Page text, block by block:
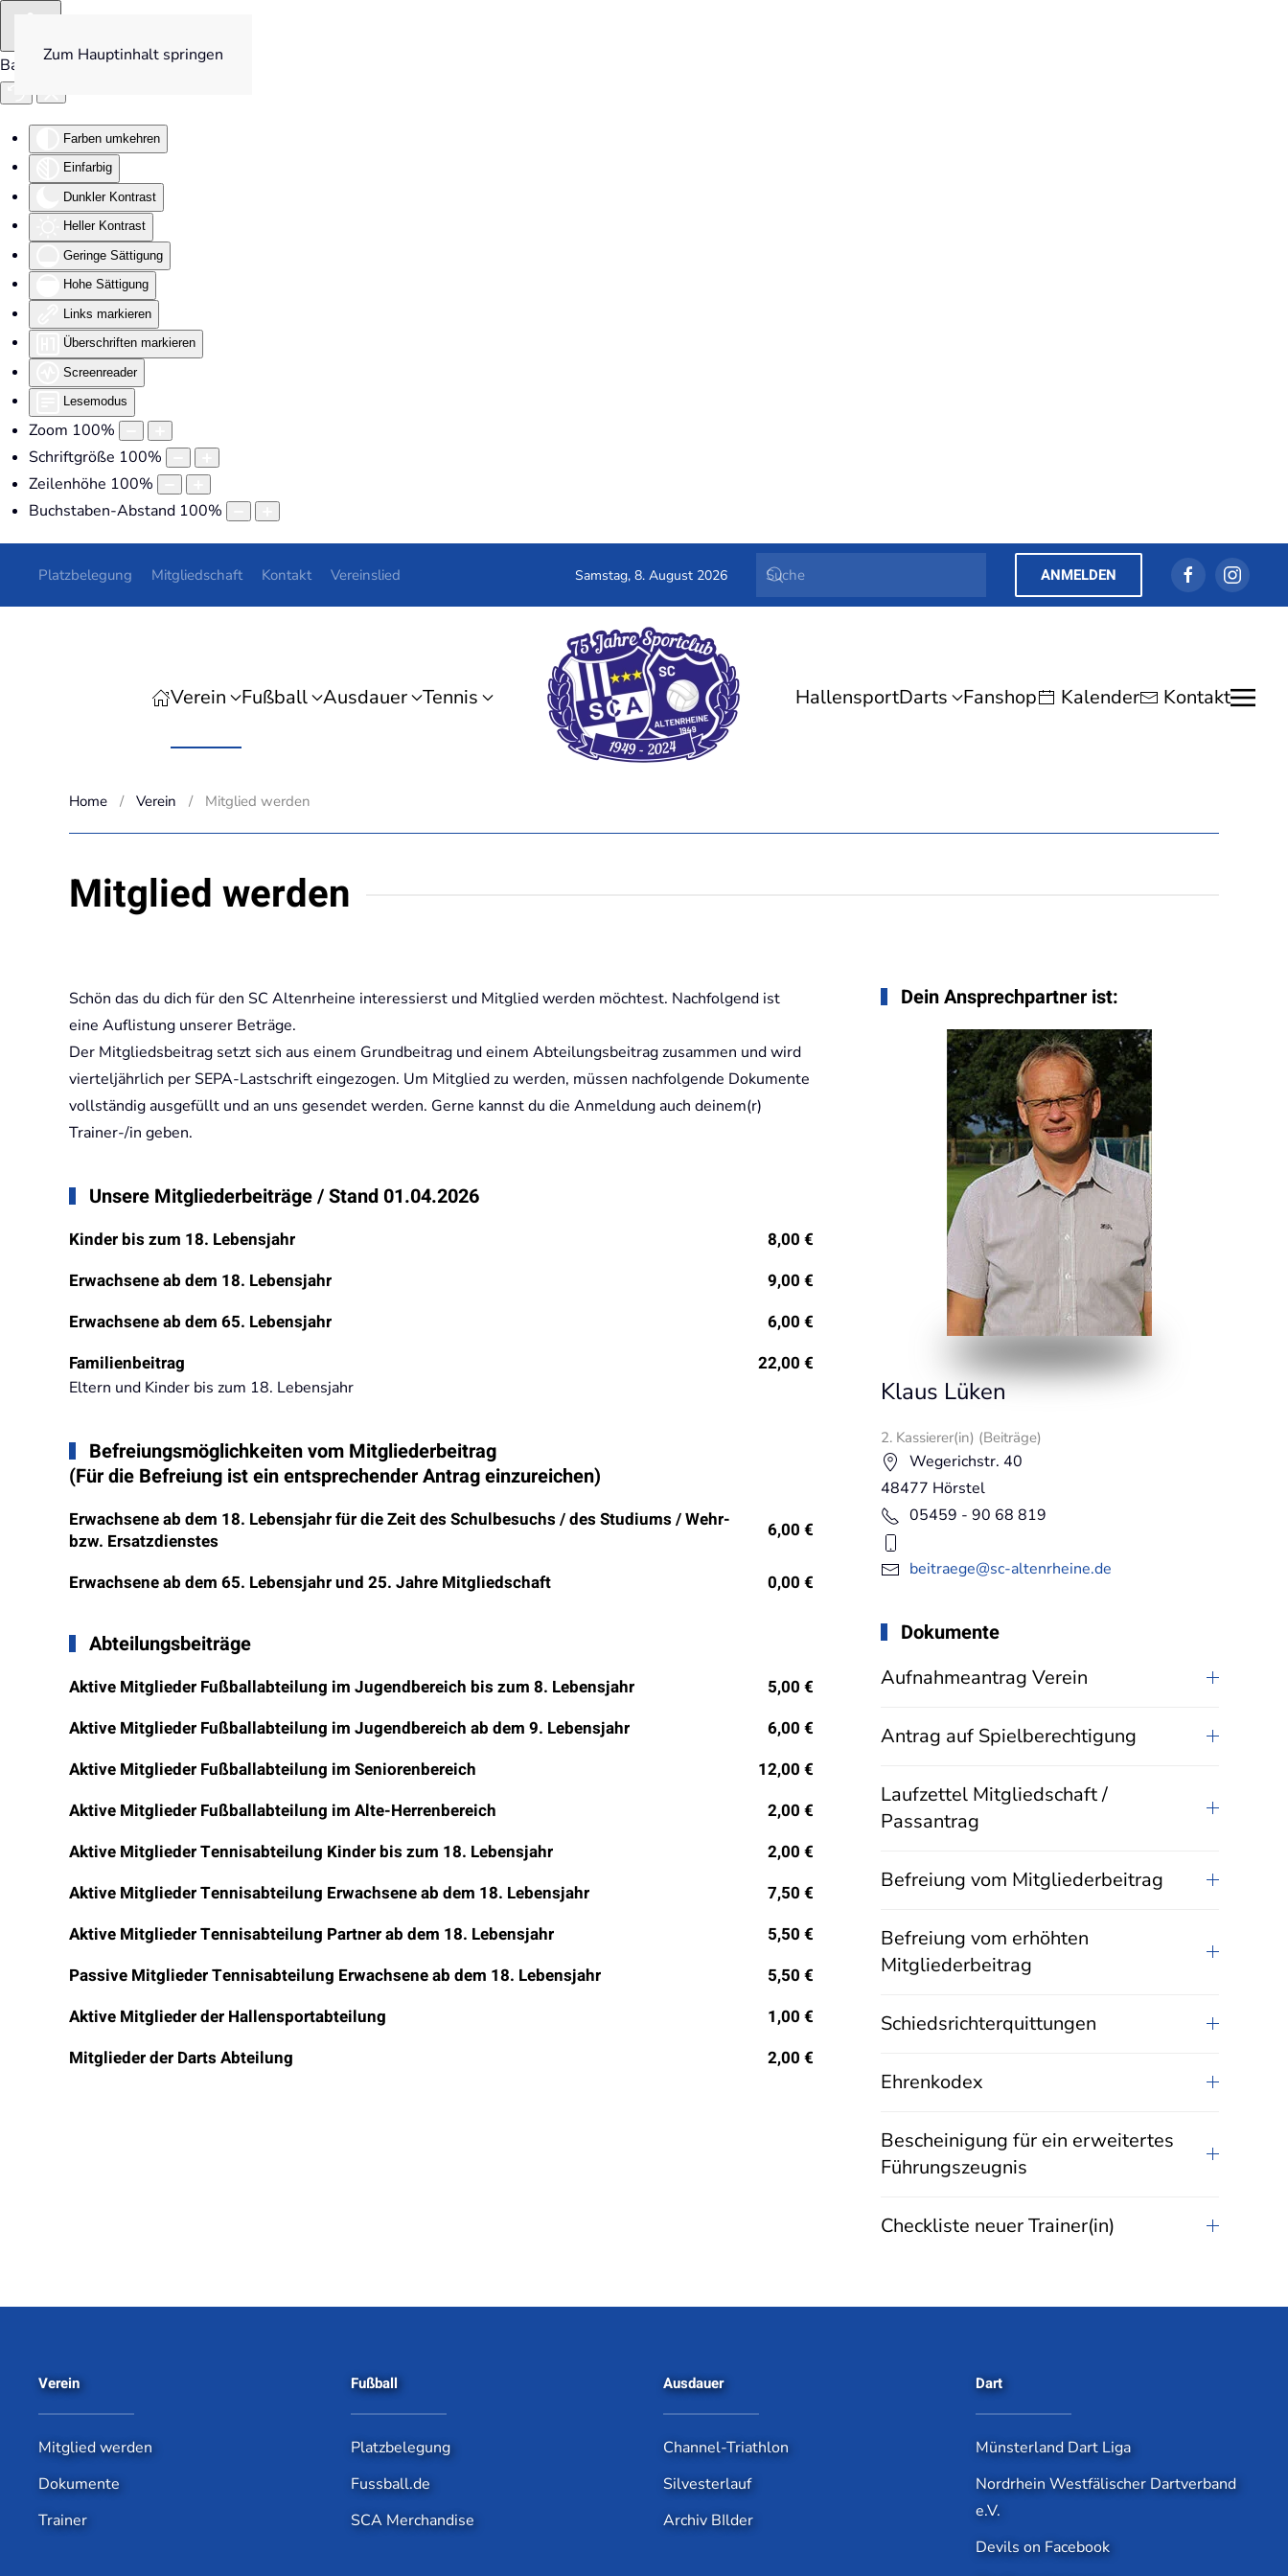
Barrierefreiheit
Farben umkehren
Einfarbig
Dunkler Kontrast
Heller Kontrast
Geringe Sättigung
Hohe Sättigung
Links markieren
Überschriften markieren
Screenreader
Lesemodus
Zoom 100%
Schriftgröße 100%
Zeilenhöhe 100%
Buchstaben-Abstand 100%
Zum Hauptinhalt springen
Platzbelegung Mitgliedschaft Kontakt Vereinslied Samstag, 8. August 2026 ANMELDEN
Verein Fußball Ausdauer Tennis HallensportDarts Fanshop Kalender Kontakt
Home Verein Mitglied werden
Mitglied werden
Schön das du dich für den SC Altenrheine interessierst und Mitglied werden möchtest. Nachfolgend ist
eine Auflistung unserer Beträge.
Der Mitgliedsbeitrag setzt sich aus einem Grundbeitrag und einem Abteilungsbeitrag zusammen und wird
vierteljährlich per SEPA-Lastschrift eingezogen. Um Mitglied zu werden, müssen nachfolgende Dokumente
vollständig ausgefüllt und an uns gesendet werden. Gerne kannst du die Anmeldung auch deinem(r)
Trainer-/in geben.
Unsere Mitgliederbeiträge / Stand 01.04.2026
Kinder bis zum 18. Lebensjahr
8,00 €
Erwachsene ab dem 18. Lebensjahr
9,00 €
Erwachsene ab dem 65. Lebensjahr
6,00 €
Familienbeitrag
22,00 €
Eltern und Kinder bis zum 18. Lebensjahr
Befreiungsmöglichkeiten vom Mitgliederbeitrag
(Für die Befreiung ist ein entsprechender Antrag einzureichen)
Erwachsene ab dem 18. Lebensjahr für die Zeit des Schulbesuchs / des Studiums / Wehr-
bzw. Ersatzdienstes
6,00 €
Erwachsene ab dem 65. Lebensjahr und 25. Jahre Mitgliedschaft 0,00 €
Abteilungsbeiträge
Aktive Mitglieder Fußballabteilung im Jugendbereich bis zum 8. Lebensjahr
5,00 €
Aktive Mitglieder Fußballabteilung im Jugendbereich ab dem 9. Lebensjahr
6,00 €
Aktive Mitglieder Fußballabteilung im Seniorenbereich
12,00 €
Aktive Mitglieder Fußballabteilung im Alte-Herrenbereich
2,00 €
Aktive Mitglieder Tennisabteilung Kinder bis zum 18. Lebensjahr
2,00 €
Aktive Mitglieder Tennisabteilung Erwachsene ab dem 18. Lebensjahr
7,50 €
Aktive Mitglieder Tennisabteilung Partner ab dem 18. Lebensjahr
5,50 €
Passive Mitglieder Tennisabteilung Erwachsene ab dem 18. Lebensjahr
5,50 €
Aktive Mitglieder der Hallensportabteilung
1,00 €
Mitglieder der Darts Abteilung
2,00 €
Dein Ansprechpartner ist:
Klaus Lüken
2. Kassierer(in) (Beiträge)
Wegerichstr. 40
48477 Hörstel
05459 - 90 68 819
beitraege@sc-altenrheine.de
Dokumente
Aufnahmeantrag Verein
Antrag auf Spielberechtigung
Laufzettel Mitgliedschaft /
Passantrag
Befreiung vom Mitgliederbeitrag
Befreiung vom erhöhten
Mitgliederbeitrag
Schiedsrichterquittungen
Ehrenkodex
Bescheinigung für ein erweitertes
Führungszeugnis
Checkliste neuer Trainer(in)
Verein
Mitglied werden
Dokumente
Trainer
Fußball
Platzbelegung
Fussball.de
SCA Merchandise
Ausdauer
Channel-Triathlon
Silvesterlauf
Archiv BIlder
Dart
Münsterland Dart Liga
Nordrhein Westfälischer Dartverband
e.V.
Devils on Facebook